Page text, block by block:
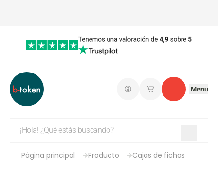
Iniciar sesiónMis carritos de
Contacto
Menu
Página principal Producto Cajas de fichas